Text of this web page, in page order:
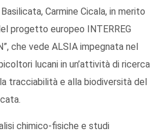
Carmine Cicala, in merito
progetto europeo INTERREG
che vede ALSIA impegnata nel
lucani in un’attività di ricerca
tracciabilità e alla biodiversità del
chimico-fisiche e studi